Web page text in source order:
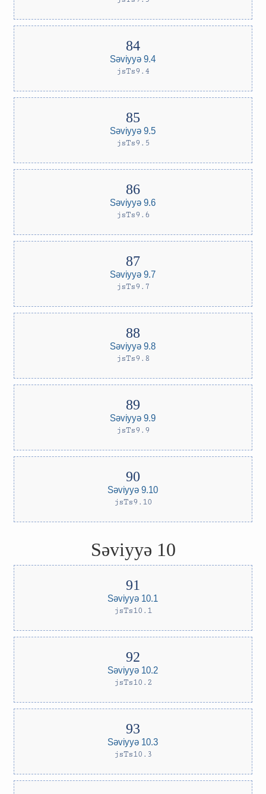
Səviyyə 9.4
jsTs9.4
Səviyyə 9.5
jsTs9.5
Səviyyə 9.6
jsTs9.6
Səviyyə 9.7
jsTs9.7
Səviyyə 9.8
jsTs9.8
Səviyyə 9.9
jsTs9.9
Səviyyə 9.10
jsTs9.10
Səviyyə 10
Səviyyə 10.1
jsTs10.1
Səviyyə 10.2
jsTs10.2
Səviyyə 10.3
jsTs10.3